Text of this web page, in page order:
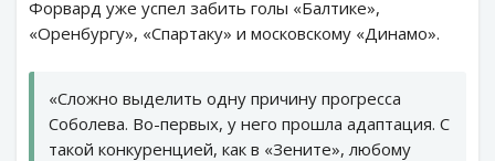
Форвард уже успел забить голы «Балтике»,
«Оренбургу», «Спартаку» и московскому «Динамо».
«Сложно выделить одну причину прогресса
Соболева. Во-первых, у него прошла адаптация. С
такой конкуренцией, как в «Зените», любому